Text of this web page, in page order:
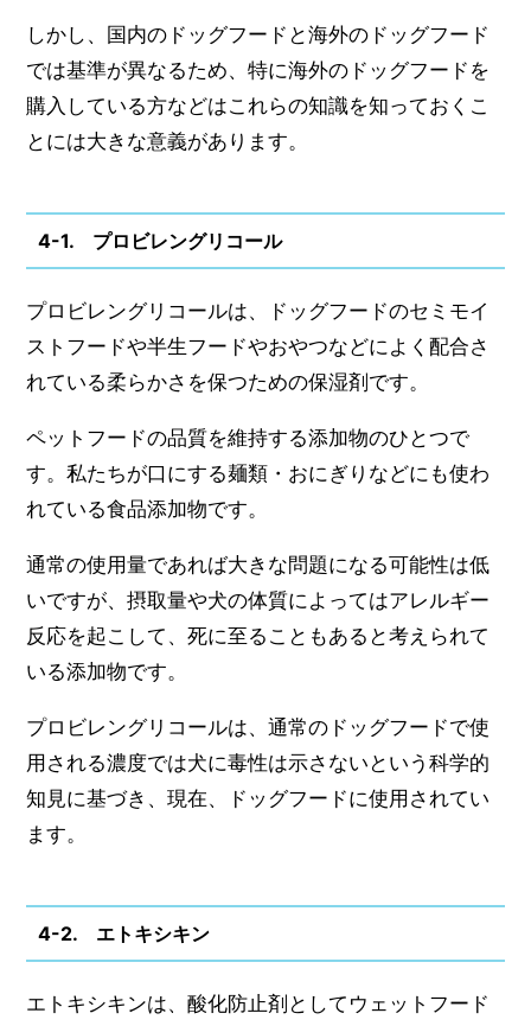
しかし、国内のドッグフードと海外のドッグフード
では基準が異なるため、特に海外のドッグフードを
購入している方などはこれらの知識を知っておくこ
とには大きな意義があります。
4-1. プロビレングリコール
プロビレングリコールは、ドッグフードのセミモイ
ストフードや半生フードやおやつなどによく配合さ
れている柔らかさを保つための保湿剤です。
ペットフードの品質を維持する添加物のひとつで
す。私たちが口にする麺類・おにぎりなどにも使わ
れている食品添加物です。
通常の使用量であれば大きな問題になる可能性は低
いですが、摂取量や犬の体質によってはアレルギー
反応を起こして、死に至ることもあると考えられて
いる添加物です。
プロビレングリコールは、通常のドッグフードで使
用される濃度では犬に毒性は示さないという科学的
知見に基づき、現在、ドッグフードに使用されてい
ます。
4-2. エトキシキン
エトキシキンは、酸化防止剤としてウェットフード